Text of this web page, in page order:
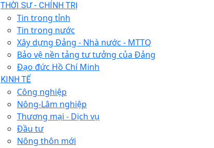
THỜI SỰ - CHÍNH TRỊ
Tin trong tỉnh
Tin trong nước
Xây dựng Đảng - Nhà nước - MTTQ
Bảo vệ nền tảng tư tưởng của Đảng
Đạo đức Hồ Chí Minh
KINH TẾ
Công nghiệp
Nông-Lâm nghiệp
Thương mại - Dịch vụ
Đầu tư
Nông thôn mới